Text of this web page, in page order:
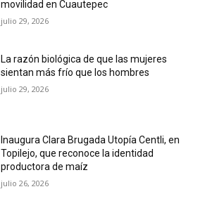
movilidad en Cuautepec
julio 29, 2026
La razón biológica de que las mujeres
sientan más frío que los hombres
julio 29, 2026
Inaugura Clara Brugada Utopía Centli, en
Topilejo, que reconoce la identidad
productora de maíz
julio 26, 2026